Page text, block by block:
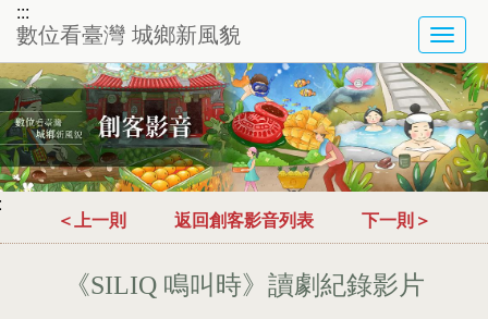
:::
數位看臺灣 城鄉新風貌
＜上一則 返回創客影音列表 下一則＞
《SILIQ 鳴叫時》讀劇紀錄影片